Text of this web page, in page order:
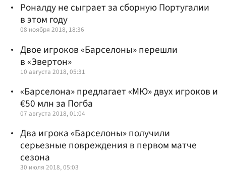
Роналду не сыграет за сборную Португалии
в этом году
08 ноября 2018, 18:36
Двое игроков «Барселоны» перешли
в «Эвертон»
10 августа 2018, 05:31
«Барселона» предлагает «МЮ» двух игроков и
€50 млн за Погба
07 августа 2018, 01:04
Два игрока «Барселоны» получили
серьезные повреждения в первом матче
сезона
30 июля 2018, 05:03